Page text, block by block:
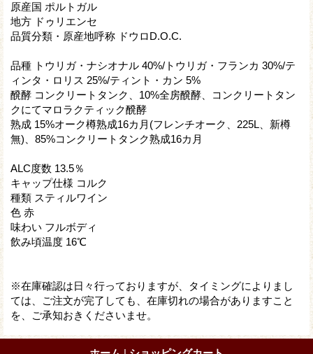
原産国 ポルトガル
地方 ドゥリエンセ
品質分類・原産地呼称 ドウロD.O.C.
品種 トウリガ・ナシオナル 40%/トウリガ・フランカ 30%/テ
ィンタ・ロリス 25%/ティント・カン 5%
醗酵 コンクリートタンク、10%全房醗酵、コンクリートタン
クにてマロラクティック醗酵
熟成 15%オーク樽熟成16カ月(フレンチオーク、225L、新樽
無)、85%コンクリートタンク熟成16カ月
ALC度数 13.5％
キャップ仕様 コルク
種類 スティルワイン
色 赤
味わい フルボディ
飲み頃温度 16℃
※在庫確認は日々行っておりますが、タイミングによりまし
ては、ご注文が完了しても、在庫切れの場合がありますこと
を、ご承知おきくださいませ。